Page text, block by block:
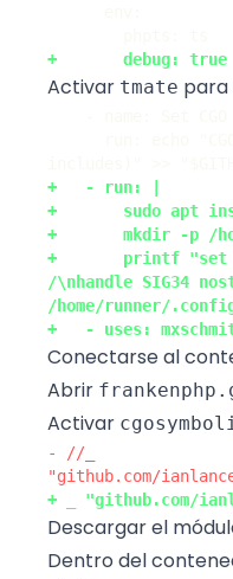
Activar tmate para
+       printf "set
/\nhandle SIG34
Conectarse al
Abrir
Activar
- //_
Descargar el
Dentro del